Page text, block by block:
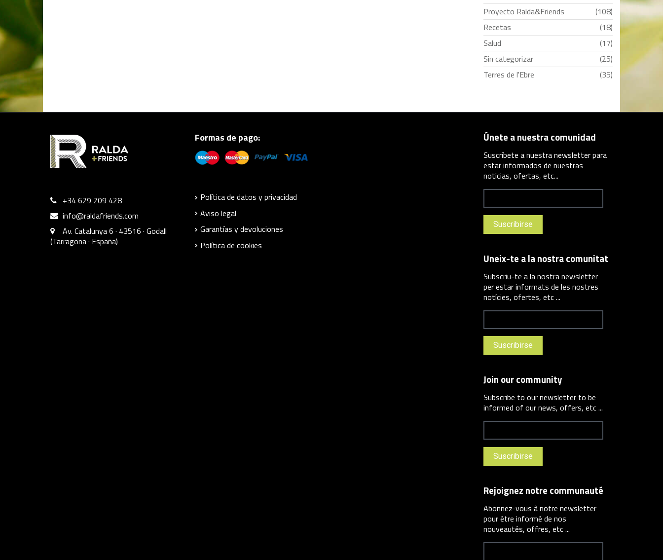
Proyecto Ralda&Friends
(108)
Recetas
(18)
Salud
(17)
Sin categorizar
(25)
Terres de l'Ebre
(35)
+34 629 209 428
info@raldafriends.com
Av. Catalunya 6 · 43516 · Godall
(Tarragona · España)
Formas de pago:
Política de datos y privacidad
Aviso legal
Garantías y devoluciones
Política de cookies
Únete a nuestra comunidad
Suscríbete a nuestra newsletter para
estar informados de nuestras
noticias, ofertas, etc...
Uneix-te a la nostra comunitat
Subscriu-te a la nostra newsletter
per estar informats de les nostres
notícies, ofertes, etc ...
Join our community
Subscribe to our newsletter to be
informed of our news, offers, etc ...
Rejoignez notre communauté
Abonnez-vous à notre newsletter
pour être informé de nos
nouveautés, offres, etc ...